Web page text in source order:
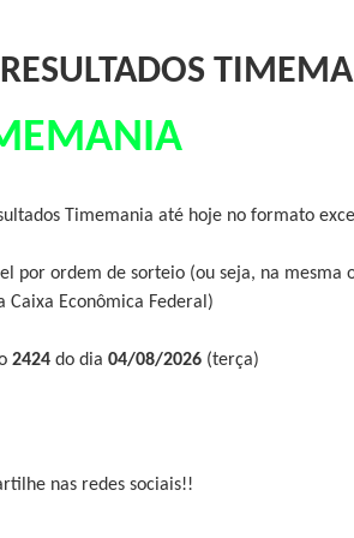
Timemania até hoje no formato
por ordem de sorteio (ou seja, na mesma
Econômica Federal)
2424 do dia 04/08/2026 (terça)
nas redes sociais!!